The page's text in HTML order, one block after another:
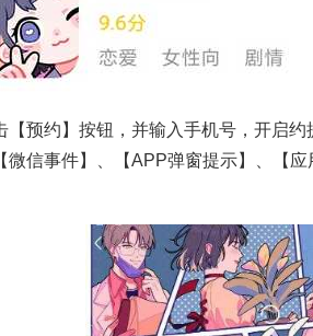
【预约】按钮，并输入手机号，开启
微信事件】、【APP弹窗提示】、【